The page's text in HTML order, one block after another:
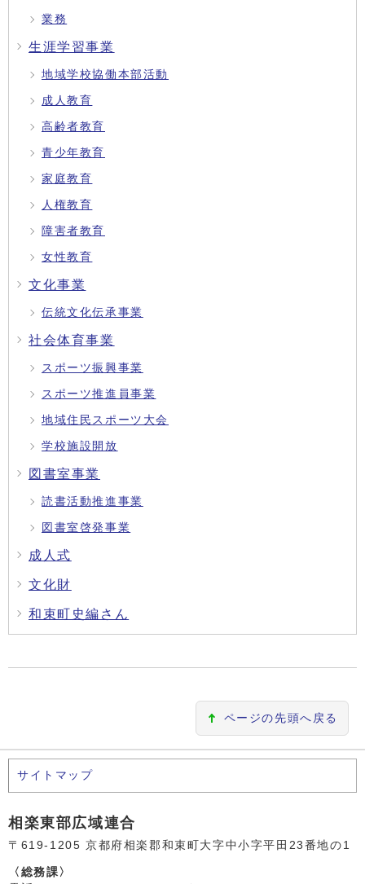
業務
生涯学習事業
地域学校協働本部活動
成人教育
高齢者教育
青少年教育
家庭教育
人権教育
障害者教育
女性教育
文化事業
伝統文化伝承事業
社会体育事業
スポーツ振興事業
スポーツ推進員事業
地域住民スポーツ大会
学校施設開放
図書室事業
読書活動推進事業
図書室啓発事業
成人式
文化財
和束町史編さん
ページの先頭へ戻る
サイトマップ
相楽東部広域連合
〒619-1205 京都府相楽郡和束町大字中小字平田23番地の1
〈総務課〉